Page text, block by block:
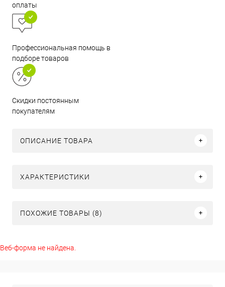
оплаты
Профессиональная помощь в
подборе товаров
Скидки постоянным
покупателям
ОПИСАНИЕ ТОВАРА
ХАРАКТЕРИСТИКИ
ПОХОЖИЕ ТОВАРЫ (8)
Веб-форма не найдена.